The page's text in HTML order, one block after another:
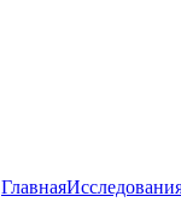
Главная